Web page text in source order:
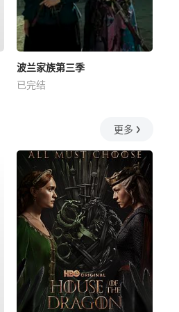
波兰家族第三季
已完结
更多